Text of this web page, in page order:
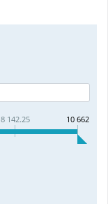
8 142.25 10 662